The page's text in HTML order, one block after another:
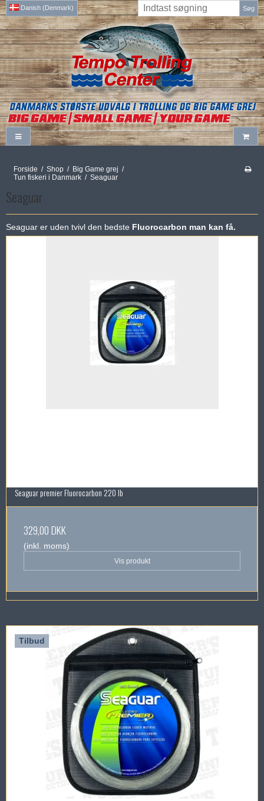
Danish (Denmark) Søg
Forside / Shop / Big Game grej /
Tun fiskeri i Danmark / Seaguar
Seaguar
Seaguar er uden tvivl den bedste Fluorocarbon man kan få.
Seaguar premier Fluorocarbon 220 lb
329,00 DKK
(inkl. moms)
Vis produkt
Tilbud